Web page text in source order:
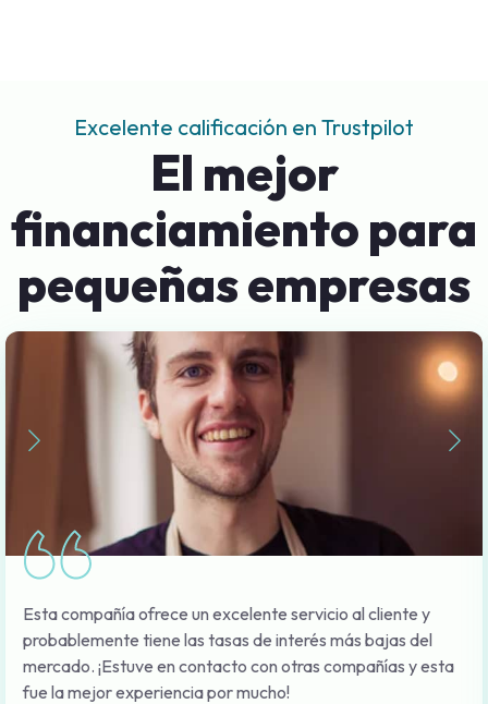
Excelente calificación en Trustpilot
El mejor
financiamiento para
pequeñas empresas
Esta compañía ofrece un excelente servicio al cliente y
probablemente tiene las tasas de interés más bajas del
mercado. ¡Estuve en contacto con otras compañías y esta
fue la mejor experiencia por mucho!